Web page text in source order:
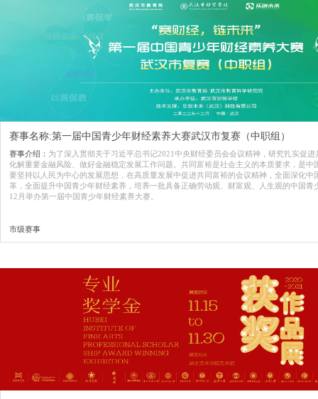
赛事名称:第一届中国青少年财经素养大赛武汉市复赛（中职组）
赛事介绍： 为了深入贯彻关于习近平总书记2021中央财经委员会会议精神，研究扎实促
化解重要金融风险、做好金融稳定发展工作问题。共同富裕是社会主义的本质要求，是中
要坚持以人民为中心的发展思想，在高质量发展中促进共同富裕的会议精神，全面深化中
革，全面提升中国青少年财经素养，培养一批具备正确劳动观、财富观、人生观的中国青
12月举办第一届中国青少年财经素养大赛。
市级赛事